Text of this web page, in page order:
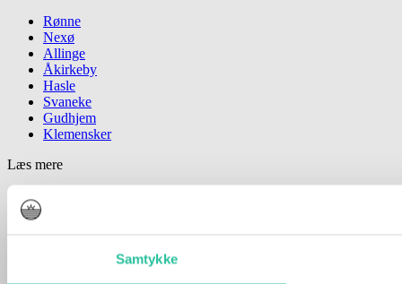
Samtykke
Rønne
Nexø
Allinge
Åkirkeby
Hasle
Svaneke
Gudhjem
Klemensker
Læs mere